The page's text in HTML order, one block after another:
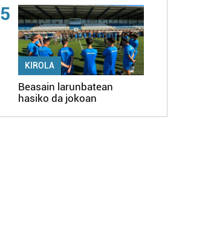
5
KIROLA
Beasain larunbatean
hasiko da jokoan